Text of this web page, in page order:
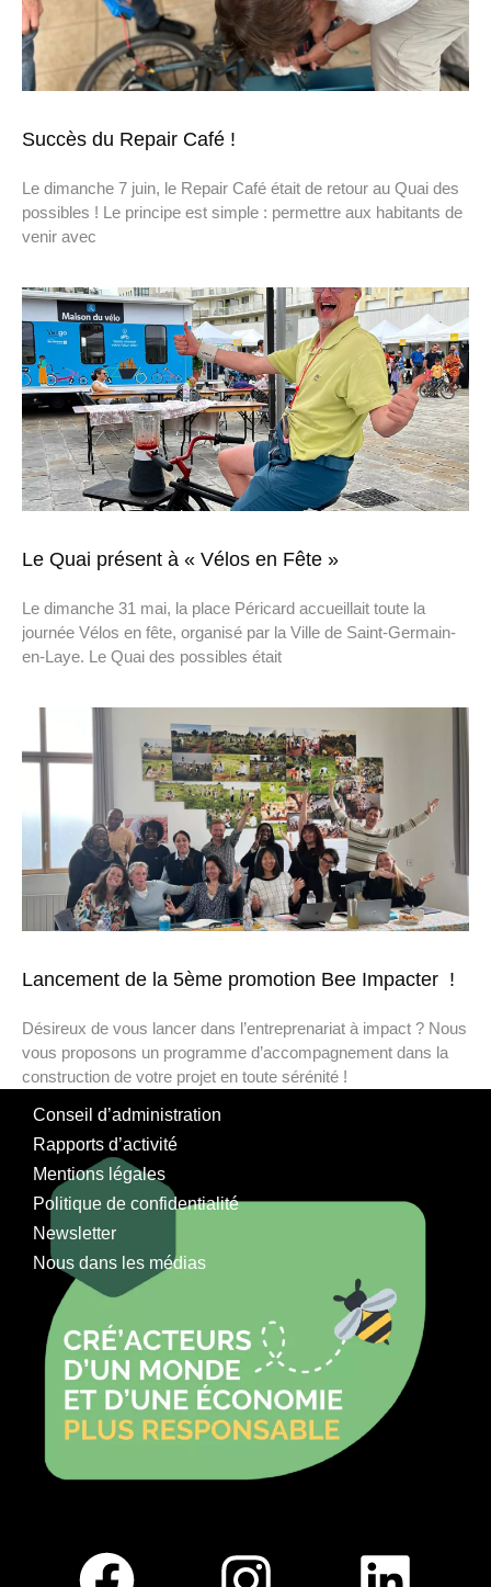
Succès du Repair Café !
Le dimanche 7 juin, le Repair Café était de retour au Quai des
possibles ! Le principe est simple : permettre aux habitants de
venir avec
Le Quai présent à « Vélos en Fête »
Le dimanche 31 mai, la place Péricard accueillait toute la
journée Vélos en fête, organisé par la Ville de Saint-Germain-
en-Laye. Le Quai des possibles était
Lancement de la 5ème promotion Bee Impacter !
Désireux de vous lancer dans l’entreprenariat à impact ? Nous
vous proposons un programme d’accompagnement dans la
construction de votre projet en toute sérénité !
Conseil d’administration
Rapports d’activité
Mentions légales
Politique de confidentialité
Newsletter
Nous dans les médias